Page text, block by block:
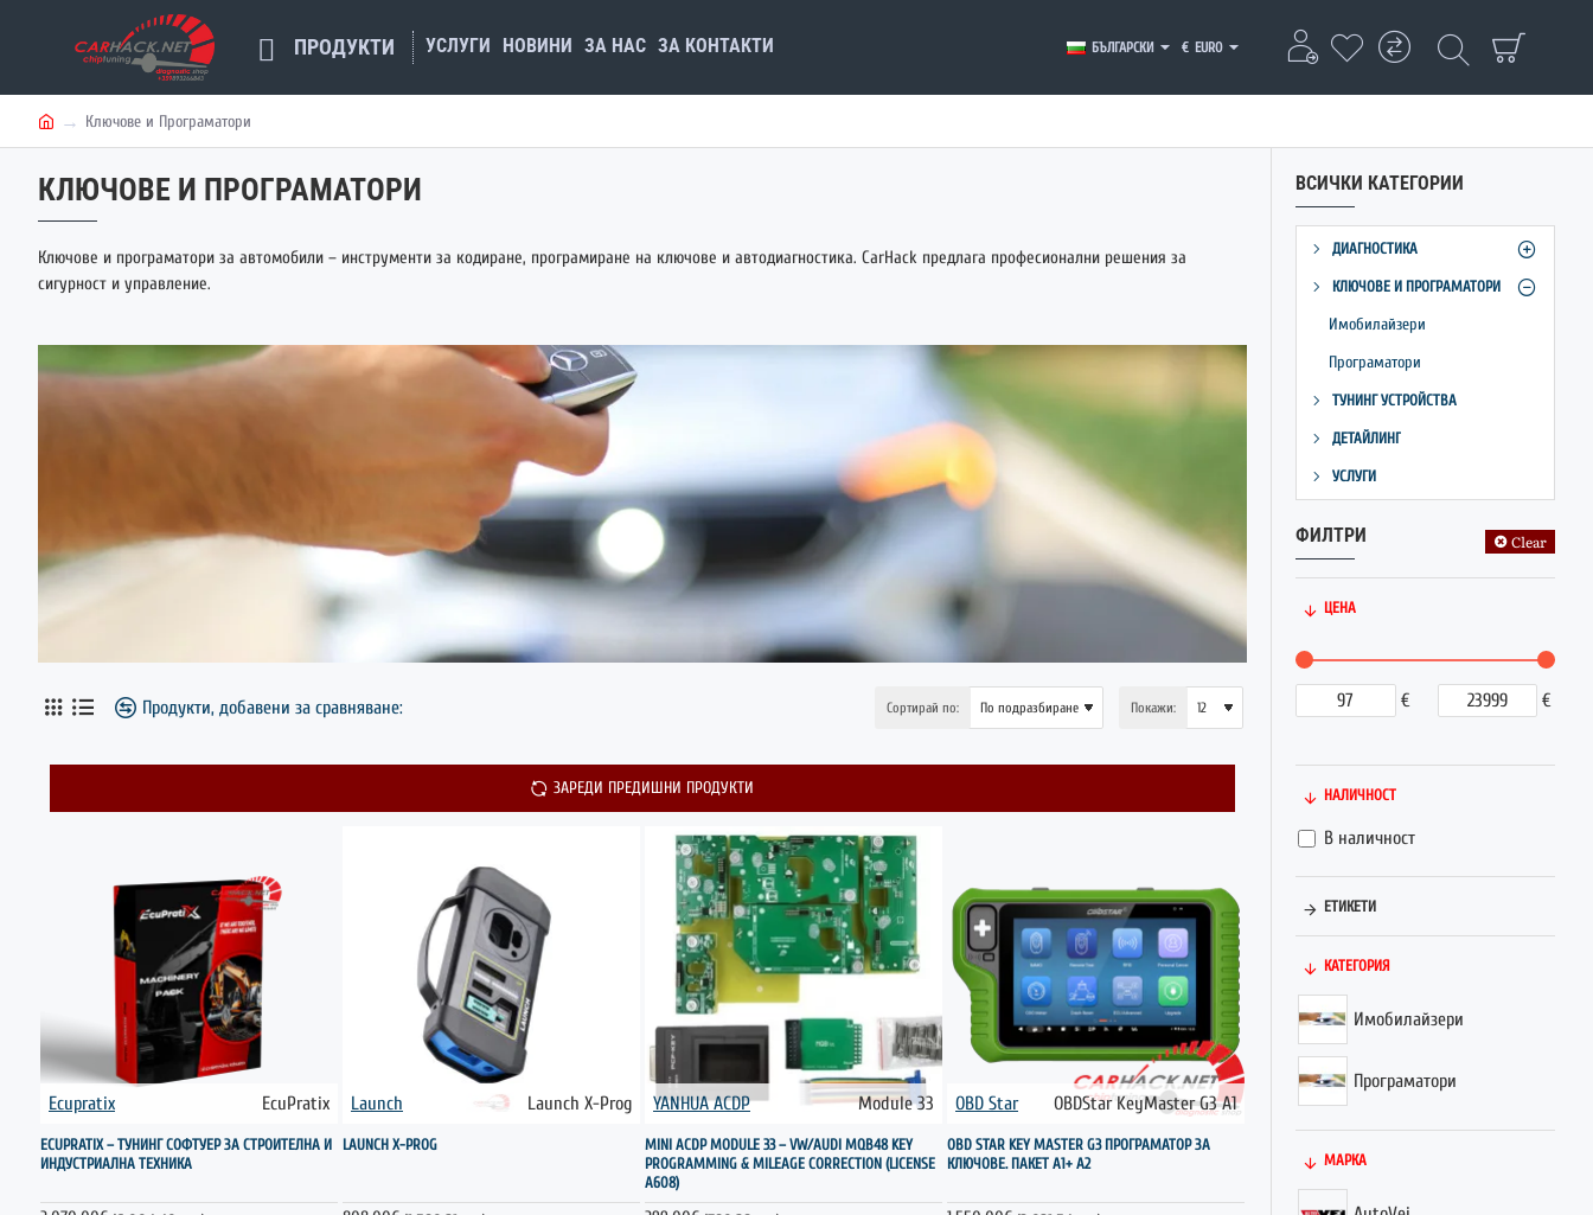
ПРОДУКТИ УСЛУГИ НОВИНИ ЗА НАС ЗА КОНТАКТИ БЪЛГАРСКИ € EURO
m
Ключове и Програматори
КЛЮЧОВЕ И ПРОГРАМАТОРИ
Ключове и програматори за автомобили – инструменти за кодиране, програмиране на ключове и автодиагностика. CarHack предлага професионални решения за
сигурност и управление.
Продукти, добавени за сравняване: Сортирай по: Покажи:
ЗАРЕДИ ПРЕДИШНИ ПРОДУКТИ
НОВО
Ecupratix EcuPratix
ECUPRATIX – ТУНИНГ СОФТУЕР ЗА СТРОИТЕЛНА И
ИНДУСТРИАЛНА ТЕХНИКА
Launch Launch X-Prog
LAUNCH X-PROG НОВО
YANHUA ACDP Module 33
MINI ACDP MODULE 33 – VW/AUDI MQB48 KEY
PROGRAMMING & MILEAGE CORRECTION (LICENSE
A608)
ГОРЕЩО
OBD Star OBDStar KeyMaster G3 A1
OBD STAR KEY MASTER G3 ПРОГРАМАТОР ЗА
КЛЮЧОВЕ. ПАКЕТ А1+ А2
ВСИЧКИ КАТЕГОРИИ
ДИАГНОСТИКА
КЛЮЧОВЕ И ПРОГРАМАТОРИ
Имобилайзери
Програматори
ТУНИНГ УСТРОЙСТВА
ДЕТАЙЛИНГ
УСЛУГИ
ФИЛТРИ Clear
ЦЕНА
€ €
НАЛИЧНОСТ
В наличност
ЕТИКЕТИ
КАТЕГОРИЯ
Имобилайзери
Програматори
МАРКА